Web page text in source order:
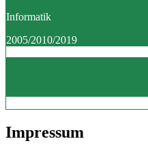
Informatik
2005/2010/2019
Impressum